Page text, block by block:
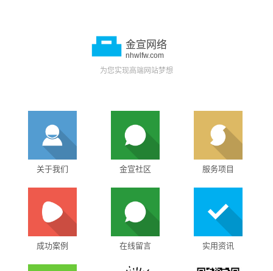
金宣网络
nhwlfw.com
为您实现高端网站梦想
关于我们 金宣社区 服务项目
成功案例 在线留言 实用资讯